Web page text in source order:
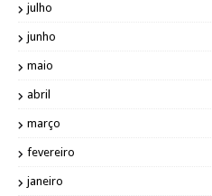
julho
junho
maio
abril
março
fevereiro
janeiro